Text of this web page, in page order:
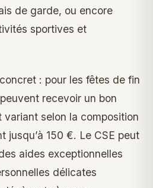
de garde, ou encore
sportives et
: pour les fêtes de fin
recevoir un bon
variant selon la composition
jusqu’à 150 €. Le CSE peut
aides exceptionnelles
délicates